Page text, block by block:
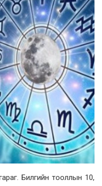
Билгийн тооллын 10,